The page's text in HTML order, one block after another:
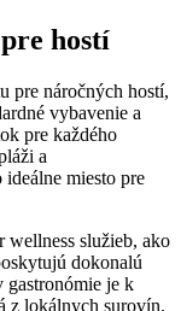
hostí
pre náročných hostí,
vybavenie a
pre každého
a
miesto pre
služieb, ako
dokonalú
gastronómie je k
z lokálnych surovín.